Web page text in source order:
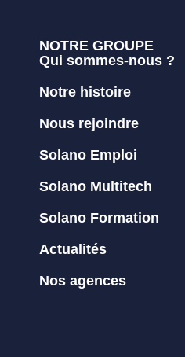
NOTRE GROUPE
Qui sommes-nous ?
Notre histoire
Nous rejoindre
Solano Emploi
Solano Multitech
Solano Formation
Actualités
Nos agences